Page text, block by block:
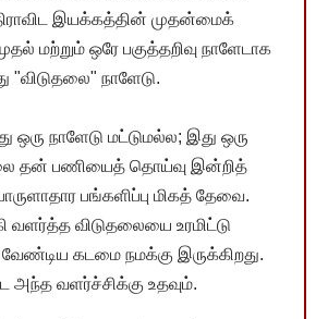
இயக்கத்தின் முதன்மைக்
மற்றும் ஒரே பகுத்தறிவு நாளேடாக
"விடுதலை" நாளேடு.
ஒரு நாளேடு மட்டுமல்ல; இது ஒரு
தன் பணியைத் தொய்வு இன்றித்
பங்களிப்பு மிகத் தேவை.
வளர்த்த விடுதலையை உரமிட்டு
கடமை நமக்கு இருக்கிறது.
வளர்ச்சிக்கு உதவும்.